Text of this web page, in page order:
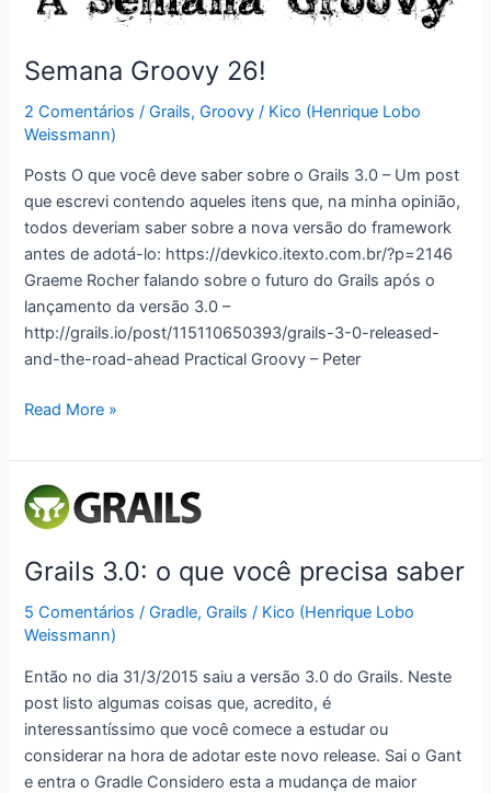
Semana Groovy 26!
2 Comentários /Grails,Groovy / Kico (Henrique Lobo
Weissmann)
Posts O que você deve saber sobre o Grails 3.0 – Um post
que escrevi contendo aqueles itens que, na minha opinião,
todos deveriam saber sobre a nova versão do framework
antes de adotá-lo: https://devkico.itexto.com.br/?p=2146
Graeme Rocher falando sobre o futuro do Grails após o
lançamento da versão 3.0 –
http://grails.io/post/115110650393/grails-3-0-released-
and-the-road-ahead Practical Groovy – Peter
Semana
26!
Read More »
Grails 3.0: o que você precisa saber
5 Comentários /Gradle,Grails / Kico (Henrique Lobo
Weissmann)
Então no dia 31/3/2015 saiu a versão 3.0 do Grails. Neste
post listo algumas coisas que, acredito, é
interessantíssimo que você comece a estudar ou
considerar na hora de adotar este novo release. Sai o Gant
e entra o Gradle Considero esta a mudança de maior